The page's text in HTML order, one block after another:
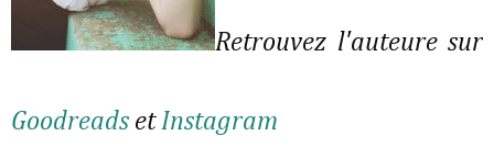
Retrouvez l'auteure sur
Goodreads etInstagram